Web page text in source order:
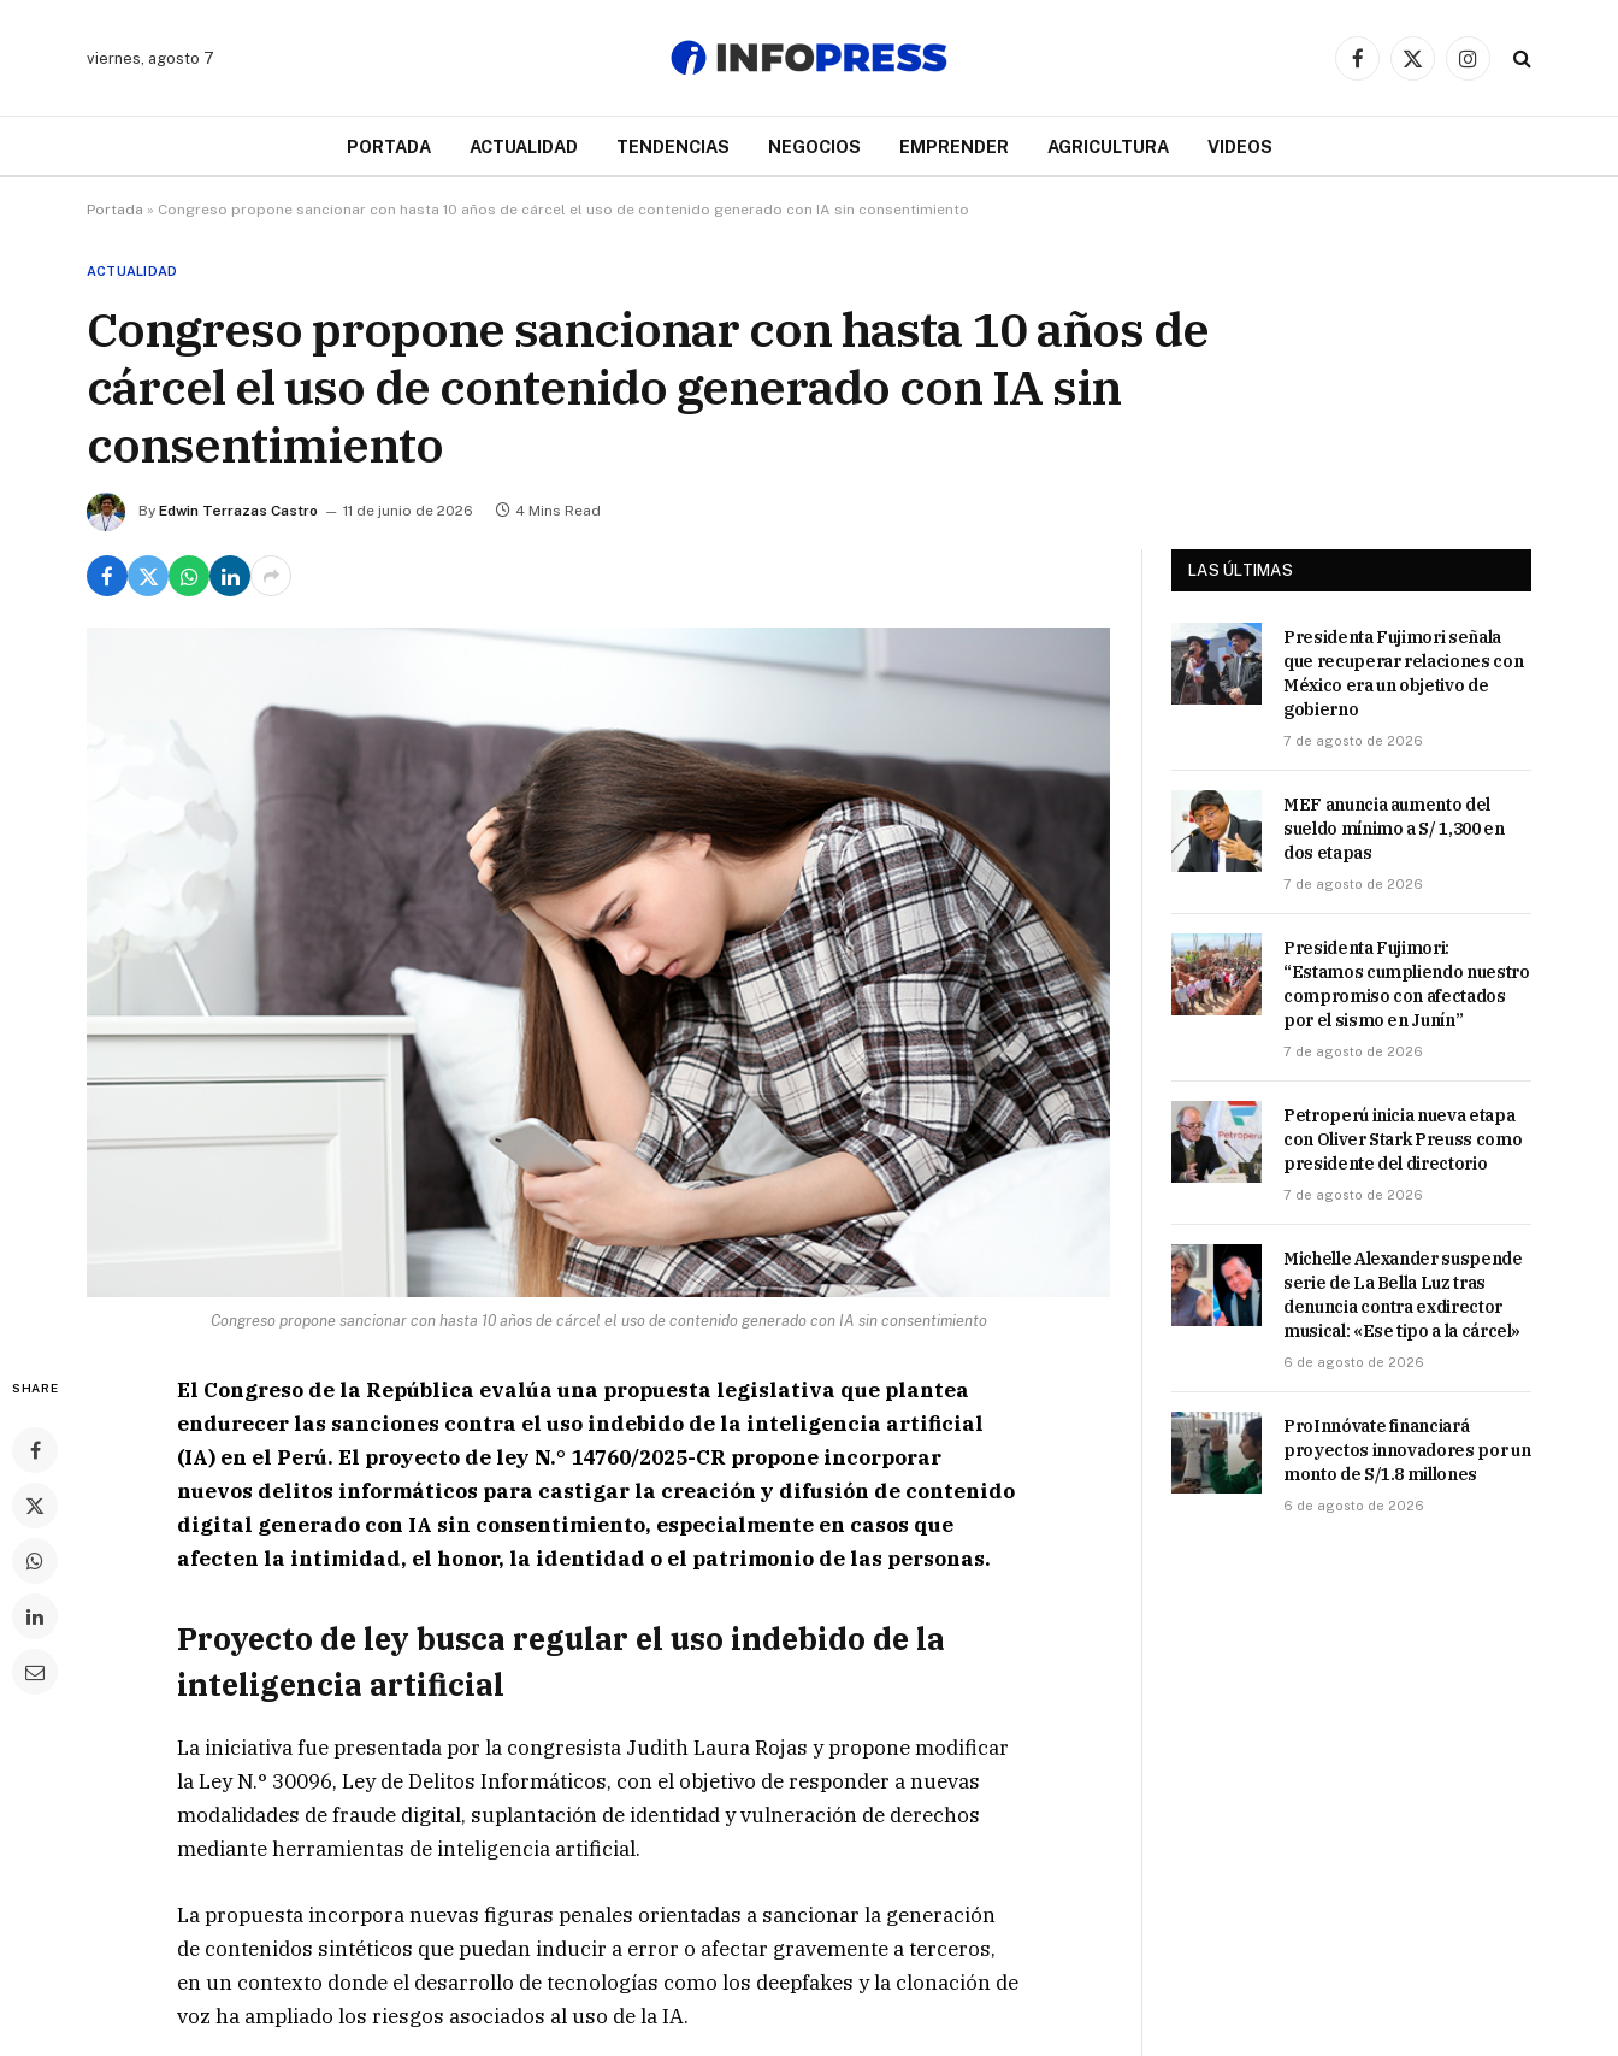
viernes, agosto 7
Facebook
X
Instagram
PORTADA ACTUALIDAD TENDENCIAS NEGOCIOS EMPRENDER AGRICULTURA VIDEOS
Portada » Congreso propone sancionar con hasta 10 años de cárcel el uso de contenido generado con IA sin consentimiento
ACTUALIDAD
Congreso propone sancionar con hasta 10 años de
cárcel el uso de contenido generado con IA sin
consentimiento
By Edwin Terrazas Castro 11 de junio de 2026 4 Mins Read
Congreso propone sancionar con hasta 10 años de cárcel el uso de contenido generado con IA sin consentimiento
SHARE
El Congreso de la República evalúa una propuesta legislativa que plantea
endurecer las sanciones contra el uso indebido de la inteligencia artificial
(IA) en el Perú. El proyecto de ley N.° 14760/2025-CR propone incorporar
nuevos delitos informáticos para castigar la creación y difusión de contenido
digital generado con IA sin consentimiento, especialmente en casos que
afecten la intimidad, el honor, la identidad o el patrimonio de las personas.
Proyecto de ley busca regular el uso indebido de la
inteligencia artificial
La iniciativa fue presentada por la congresista Judith Laura Rojas y propone modificar
la Ley N.° 30096, Ley de Delitos Informáticos, con el objetivo de responder a nuevas
modalidades de fraude digital, suplantación de identidad y vulneración de derechos
mediante herramientas de inteligencia artificial.
La propuesta incorpora nuevas figuras penales orientadas a sancionar la generación
de contenidos sintéticos que puedan inducir a error o afectar gravemente a terceros,
en un contexto donde el desarrollo de tecnologías como los deepfakes y la clonación de
voz ha ampliado los riesgos asociados al uso de la IA.
LAS ÚLTIMAS
Presidenta Fujimori señala
que recuperar relaciones con
México era un objetivo de
gobierno
7 de agosto de 2026
MEF anuncia aumento del
sueldo mínimo a S/ 1,300 en
dos etapas
7 de agosto de 2026
Presidenta Fujimori:
“Estamos cumpliendo nuestro
compromiso con afectados
por el sismo en Junín”
7 de agosto de 2026
Petroperú inicia nueva etapa
con Oliver Stark Preuss como
presidente del directorio
7 de agosto de 2026
Michelle Alexander suspende
serie de La Bella Luz tras
denuncia contra exdirector
musical: «Ese tipo a la cárcel»
6 de agosto de 2026
ProInnóvate financiará
proyectos innovadores por un
monto de S/1.8 millones
6 de agosto de 2026